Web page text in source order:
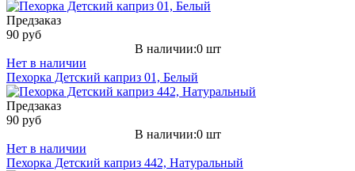
Предзаказ
90 руб
В наличии:0 шт
Нет в наличии
Пехорка Детский каприз 01, Белый
Предзаказ
90 руб
В наличии:0 шт
Нет в наличии
Пехорка Детский каприз 442, Натуральный